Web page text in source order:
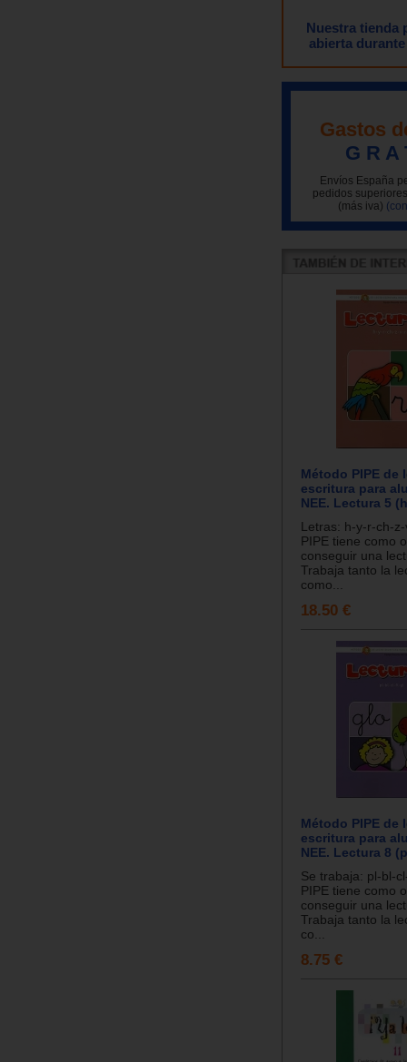
Nuestra tienda
abierta
Gastos
G R A
Envíos España
pedidos
(más iva)
Método PIPE de
escritura para
NEE. Lectura 5
Letras: h-y-r-ch-
PIPE tiene como
conseguir una
Trabaja tanto la
como...
18.50 €
Método PIPE de
escritura para
NEE. Lectura 8
Se trabaja: pl-bl-
PIPE tiene como
conseguir una
Trabaja tanto la
co...
8.75 €